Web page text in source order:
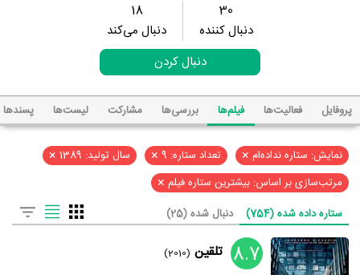
30
دنبال کننده
18
دنبال می‌کند
دنبال کردن
پروفایل فعالیت‌ها فیلم‌ها بررسی‌ها مشارکت لیست‌ها پسند‌ها
نمایش: ستاره نداده‌ام × تعداد ستاره: 9 × سال تولید: 1389 ×
مرتب‌سازی بر اساس: بیشترین ستاره فیلم ×
ستاره داده شده (754) دنبال شده (25)
8.7 تلقین (2010)